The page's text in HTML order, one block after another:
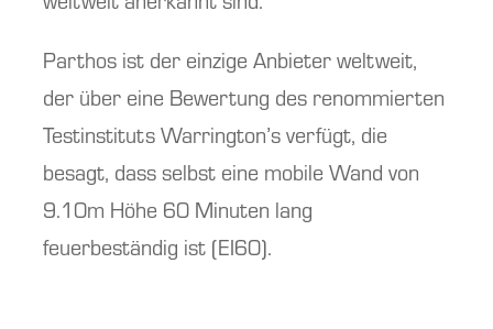
Parthos ist der einzige Anbieter weltweit,
der über eine Bewertung des renommierten
Testinstituts Warrington’s verfügt, die
besagt, dass selbst eine mobile Wand von
9.10m Höhe 60 Minuten lang
feuerbeständig ist (EI60).